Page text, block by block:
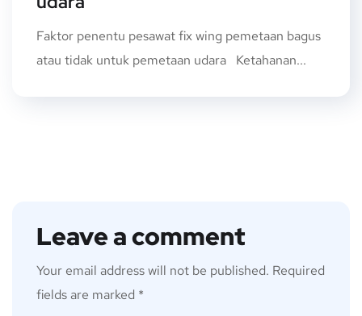
Faktor penentu pesawat fix wing pemetaan bagus
atau tidak untuk pemetaan udara Ketahanan...
Leave a comment
Your email address will not be published. Required
fields are marked *